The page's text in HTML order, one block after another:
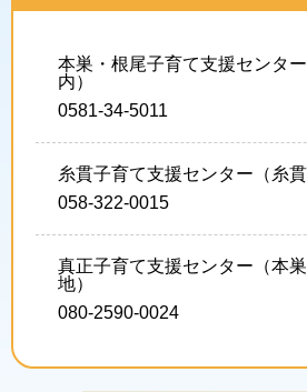
本巣・根尾子育て支援センタ
内）
0581-34-5011
糸貫子育て支援センター（糸貫
058-322-0015
真正子育て支援センター（本
地）
080-2590-0024